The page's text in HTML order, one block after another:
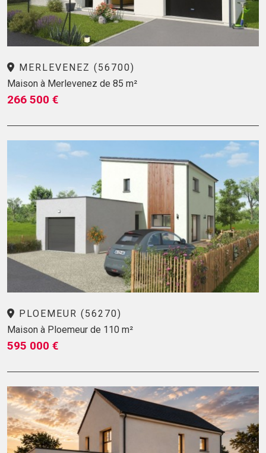
MERLEVENEZ (56700)
Maison à Merlevenez de 85 m²
266 500 €
PLOEMEUR (56270)
Maison à Ploemeur de 110 m²
595 000 €